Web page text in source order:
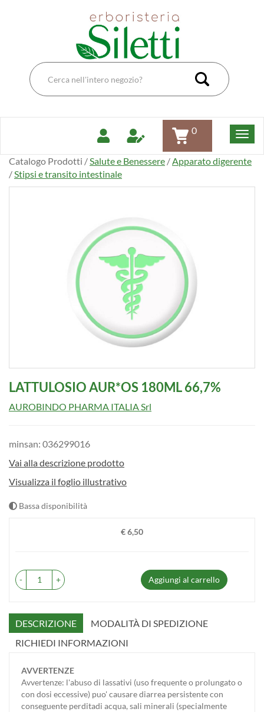
Cerca
Prodotto
Cerca
0
Catalogo Prodotti /Salute e Benessere /Apparato digerente
/Stipsi e transito intestinale
LATTULOSIO AUR*OS 180ML 66,7%
AUROBINDO PHARMA ITALIA Srl
minsan: 036299016
Vai alla descrizione prodotto
Visualizza il foglio illustrativo
Bassa disponibilità
Prezzo
€ 6,50
- + Aggiungi al carrello
DESCRIZIONE
MODALITÀ DI SPEDIZIONE
RICHIEDI INFORMAZIONI
AVVERTENZE
Avvertenze: l'abuso di lassativi (uso frequente o prolungato o
con dosi eccessive) puo' causare diarrea persistente con
conseguente perditadi acqua, sali minerali (specialmente